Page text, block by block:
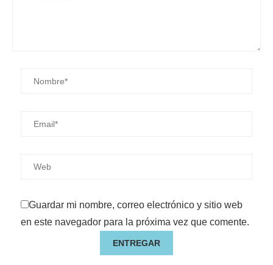
Guardar mi nombre, correo electrónico y sitio web
en este navegador para la próxima vez que comente.